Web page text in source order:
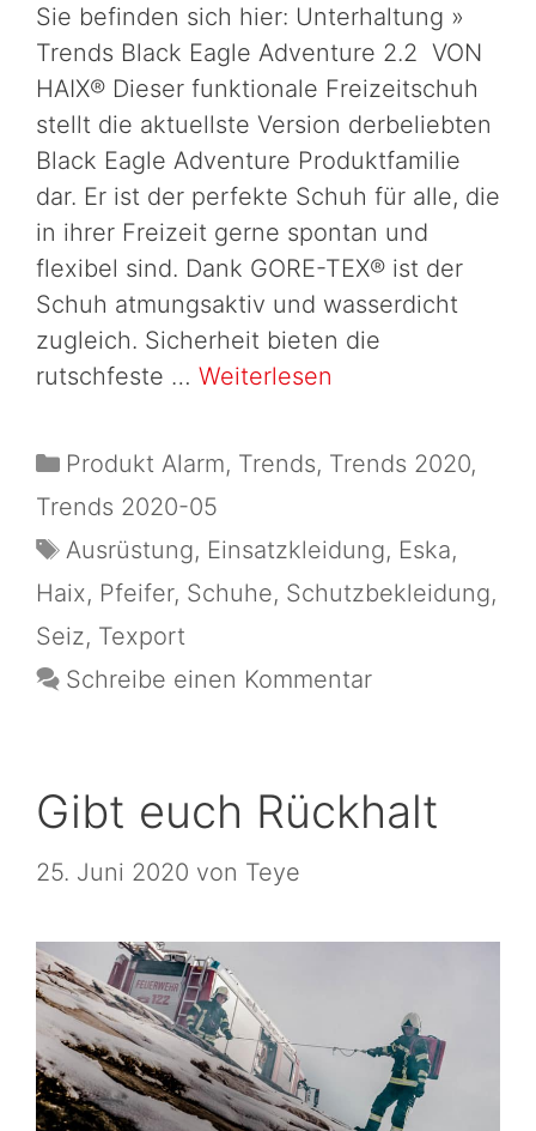
Sie befinden sich hier: Unterhaltung »
Trends Black Eagle Adventure 2.2 VON
HAIX® Dieser funktionale Freizeitschuh
stellt die aktuellste Version derbeliebten
Black Eagle Adventure Produktfamilie
dar. Er ist der perfekte Schuh für alle, die
in ihrer Freizeit gerne spontan und
flexibel sind. Dank GORE-TEX® ist der
Schuh atmungsaktiv und wasserdicht
zugleich. Sicherheit bieten die
rutschfeste … Weiterlesen
Produkt Alarm, Trends, Trends 2020,
Trends 2020-05
Ausrüstung, Einsatzkleidung, Eska,
Haix, Pfeifer, Schuhe, Schutzbekleidung,
Seiz, Texport
Schreibe einen Kommentar
Gibt euch Rückhalt
25. Juni 2020 von Teye